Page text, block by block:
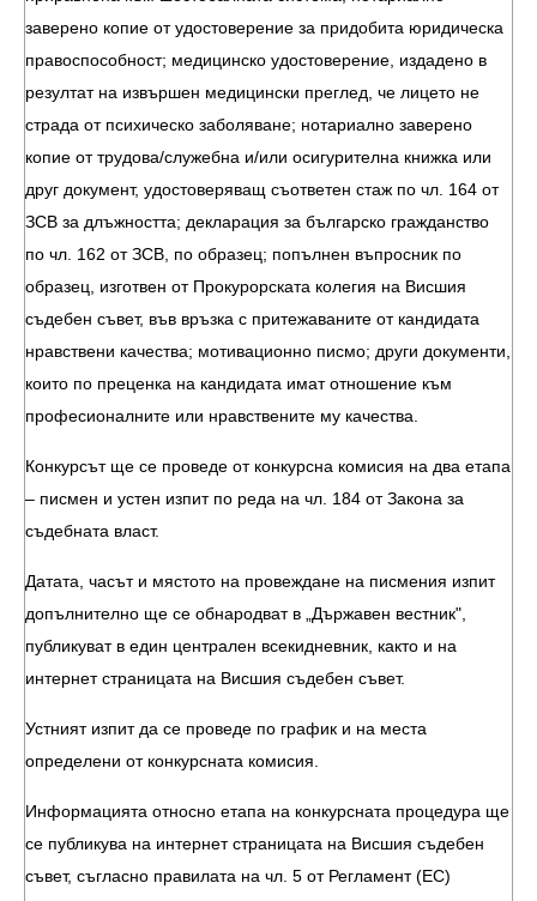
заверено копие от удостоверение за придобита юридическа
правоспособност; медицинско удостоверение, издадено в
резултат на извършен медицински преглед, че лицето не
страда от психическо заболяване; нотариално заверено
копие от трудова/служебна и/или осигурителна книжка или
друг документ, удостоверяващ съответен стаж по чл. 164 от
ЗСВ за длъжността; декларация за българско гражданство
по чл. 162 от ЗСВ, по образец; попълнен въпросник по
образец, изготвен от Прокурорската колегия на Висшия
съдебен съвет, във връзка с притежаваните от кандидата
нравствени качества; мотивационно писмо; други документи,
които по преценка на кандидата имат отношение към
професионалните или нравствените му качества.
Конкурсът ще се проведе от конкурсна комисия на два етапа
– писмен и устен изпит по реда на чл. 184 от Закона за
съдебната власт.
Датата, часът и мястото на провеждане на писмения изпит
допълнително ще се обнародват в „Държавен вестник",
публикуват в един централен всекидневник, както и на
интернет страницата на Висшия съдебен съвет.
Устният изпит да се проведе по график и на места
определени от конкурсната комисия.
Информацията относно етапа на конкурсната процедура ще
се публикува на интернет страницата на Висшия съдебен
съвет, съгласно правилата на чл. 5 от Регламент (ЕС)